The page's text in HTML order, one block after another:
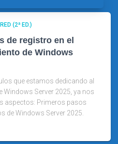
(2ª ED.)
de registro en el
de Windows
que estamos dedicando al
Windows Server 2025, ya nos
aspectos: Primeros pasos
de Windows Server 2025.